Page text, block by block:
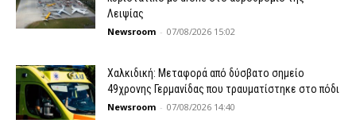
Λειψίας
Newsroom - 07/08/2026 15:02
Χαλκιδική: Μεταφορά από δύσβατο σημείο
49χρονης Γερμανίδας που τραυματίστηκε στο πόδι
Newsroom - 07/08/2026 14:40